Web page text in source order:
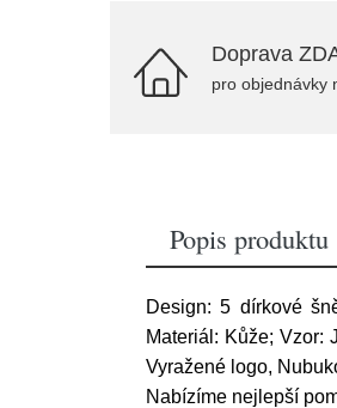
Doprava
pro objednávky
Popis produktu
Design: 5 dírkové
Materiál: Kůže; Vzor:
Vyražené logo,
Nabízíme nejlepší